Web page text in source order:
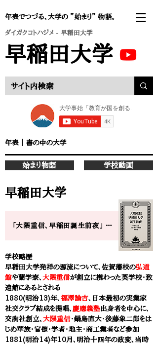
年表でつづる、大学の ”始まり” 物語。
ダイガクコトハジメ - 早稲田大学
早稲田大学
年表 書の中の大学
学校略歴
早稲田大学発祥の源流について、佐賀藩校の弘道
館や蘭学寮、 大隈重信が創立に携わった英学校・致
遠館にあるとされる
1880(明治13)年、 福澤諭吉、日本最初の実業家
社交クラブ結成を提唱、 慶應義塾出身者を中心に、
交詢社創立、 大隈重信・鍋島直大・後藤象二郎をは
じめ華族・官僚・学者・地主・商工業者など参加
1881(明治14)年10月、明治十四年の政変、当時
​早稲田大学
始まり物語 学校動画
「大隈重信、早稲田誕生前夜」​ 早稲田大学の大学”始まり”物語 [前後編]